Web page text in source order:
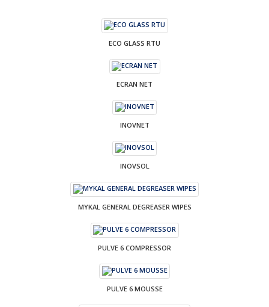
ECO GLASS RTU
ECRAN NET
INOVNET
INOVSOL
MYKAL GENERAL DEGREASER WIPES
PULVE 6 COMPRESSOR
PULVE 6 MOUSSE